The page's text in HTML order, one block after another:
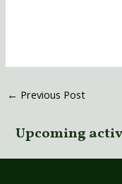
← Previous Post
Upcoming